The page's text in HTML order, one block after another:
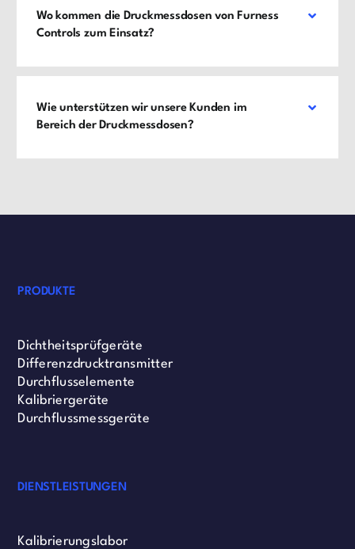
Wo kommen die Druckmessdosen von Furness
Controls zum Einsatz?
Wie unterstützen wir unsere Kunden im
Bereich der Druckmessdosen?
PRODUKTE
Dichtheitsprüfgeräte
Differenzdrucktransmitter
Durchflusselemente
Kalibriergeräte
Durchflussmessgeräte
DIENSTLEISTUNGEN
Kalibrierungslabor